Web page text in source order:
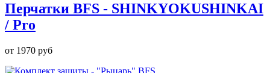
Перчатки BFS - SHINKYOKUSHINKAI
/ Pro
от 1970 руб